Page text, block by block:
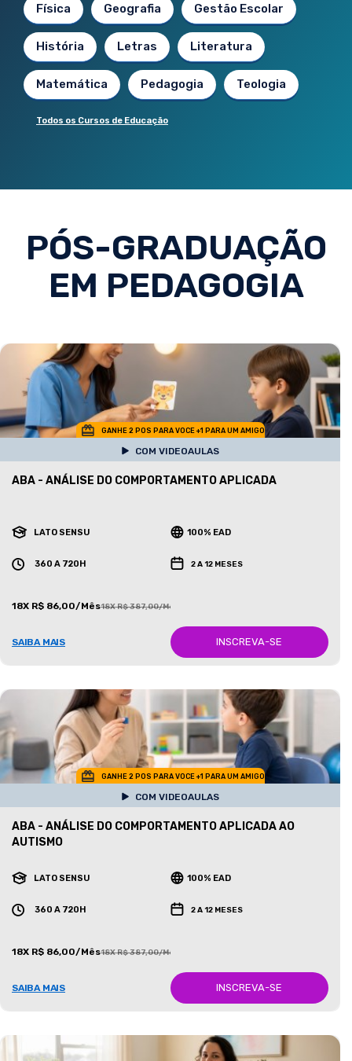
Física Geografia Gestão Escolar
História Letras Literatura
Matemática Pedagogia Teologia
Todos os Cursos de Educação
PÓS-GRADUAÇÃO
EM PEDAGOGIA
GANHE 2 POS PARA VOCE +1 PARA UM AMIGO
COM VIDEOAULAS
ABA - ANÁLISE DO COMPORTAMENTO APLICADA
LATO SENSU 100% EAD
360 A 720H 2 A 12 MESES
18X R$ 86,00/Mês18X R$ 387,00/Mês
SAIBA MAIS INSCREVA-SE
GANHE 2 POS PARA VOCE +1 PARA UM AMIGO
COM VIDEOAULAS
ABA - ANÁLISE DO COMPORTAMENTO APLICADA AO
AUTISMO
LATO SENSU 100% EAD
360 A 720H 2 A 12 MESES
18X R$ 86,00/Mês18X R$ 387,00/Mês
SAIBA MAIS INSCREVA-SE